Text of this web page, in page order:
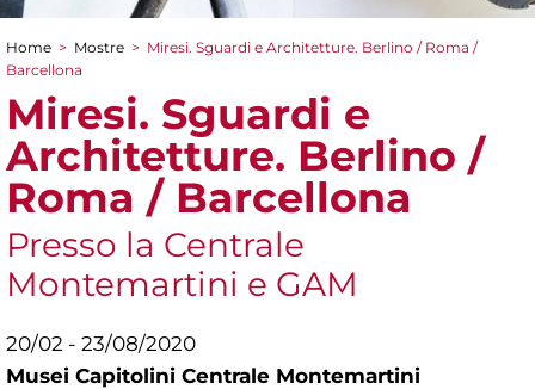
Tu sei qui
Home > Mostre > Miresi. Sguardi e Architetture. Berlino / Roma /
Barcellona
Miresi. Sguardi e
Architetture. Berlino /
Roma / Barcellona
Presso la Centrale
Montemartini e GAM
20/02 - 23/08/2020
Musei Capitolini Centrale Montemartini